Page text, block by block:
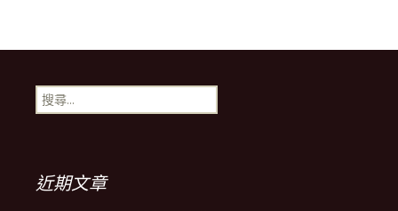
搜
尋
近期文章